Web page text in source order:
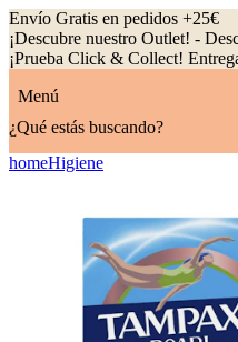
Envío Gratis en pedidos +25€
¡Descubre nuestro Outlet! -
¡Prueba Click & Collect!
Menú
¿Qué estás buscando?
homeHigiene